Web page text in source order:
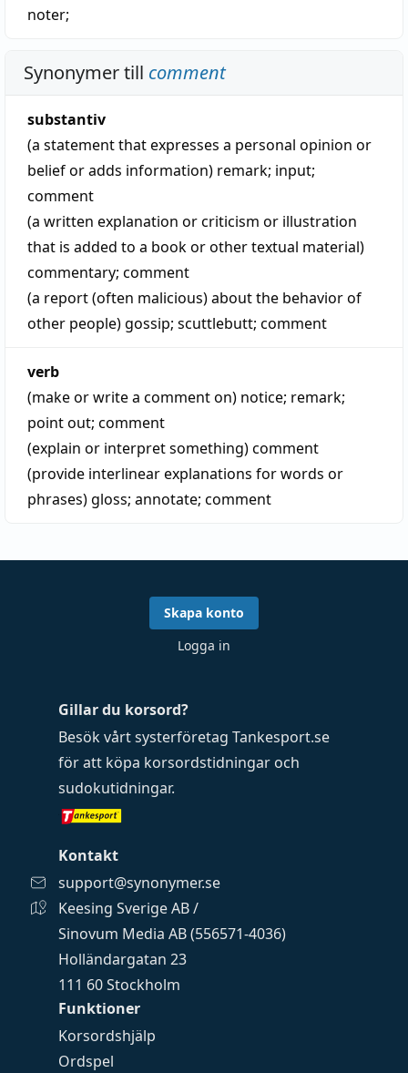
noter;
Synonymer till comment
substantiv
(a statement that expresses a personal opinion or
belief or adds information) remark; input;
comment
(a written explanation or criticism or illustration
that is added to a book or other textual material)
commentary; comment
(a report (often malicious) about the behavior of
other people)gossip; scuttlebutt; comment
verb
(make or write a comment on) notice; remark;
point out; comment
(explain or interpret something)comment
(provide interlinear explanations for words or
phrases)gloss; annotate; comment
Funktioner
Korsordshjälp
Ordspel
Gillar du korsord?
Besök vårt systerföretag Tankesport.se
för att köpa korsordstidningar och
sudokutidningar.
Kontakt
support@synonymer.se
Keesing Sverige AB /
Sinovum Media AB (556571-4036)
Holländargatan 23
111 60 Stockholm
Skapa konto
Logga in